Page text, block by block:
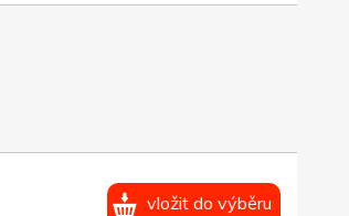
vložit do výběru